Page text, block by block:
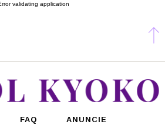
validating application
FAQ ANUNCIE